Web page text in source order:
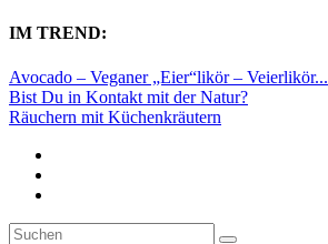
IM TREND:
Avocado – Veganer „Eier“likör – Veierlikör...
Bist Du in Kontakt mit der Natur?
Räuchern mit Küchenkräutern